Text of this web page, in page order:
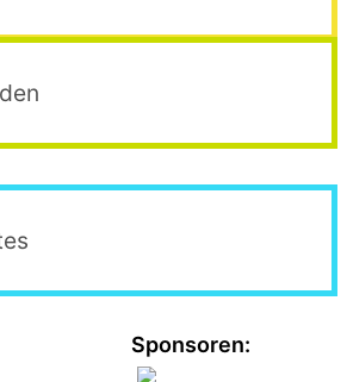
Sponsoren: